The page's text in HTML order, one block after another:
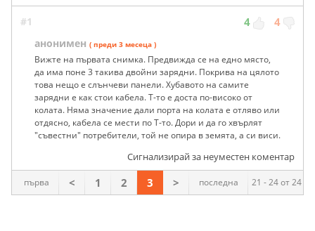
#1 4 4
анонимен ( преди 3 месеца )
Вижте на първата снимка. Предвижда се на едно място,
да има поне 3 такива двойни зарядни. Покрива на цялото
това нещо е слънчеви панели. Хубавото на самите
зарядни е как стои кабела. Т-то е доста по-високо от
колата. Няма значение дали порта на колата е отляво или
отдясно, кабела се мести по Т-то. Дори и да го хвърлят
"съвестни" потребители, той не опира в земята, а си виси.
Сигнализирай за неуместен коментар
21 - 24 от 24
първа < 1 2 3 > последна